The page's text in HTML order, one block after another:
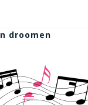
droomen